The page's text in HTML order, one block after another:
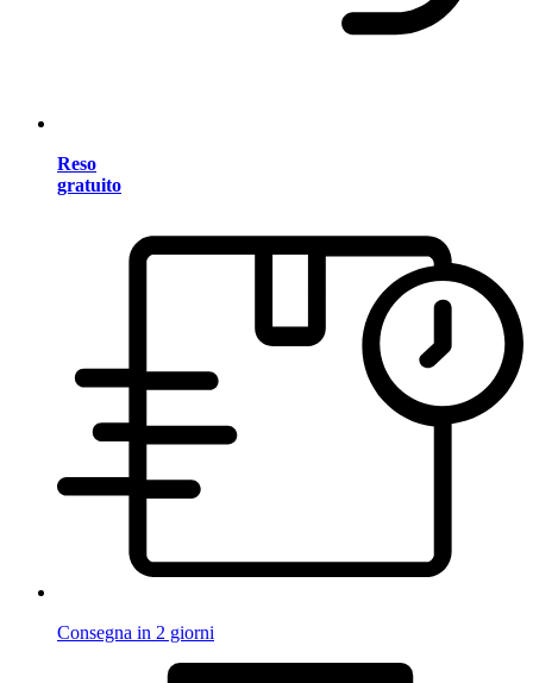
Reso
gratuito
Consegna in 2 giorni